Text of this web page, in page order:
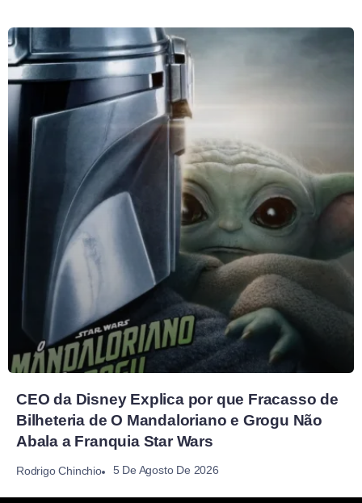
CEO da Disney Explica por que Fracasso de
Bilheteria de O Mandaloriano e Grogu Não
Abala a Franquia Star Wars
Rodrigo Chinchio 5 De Agosto De 2026